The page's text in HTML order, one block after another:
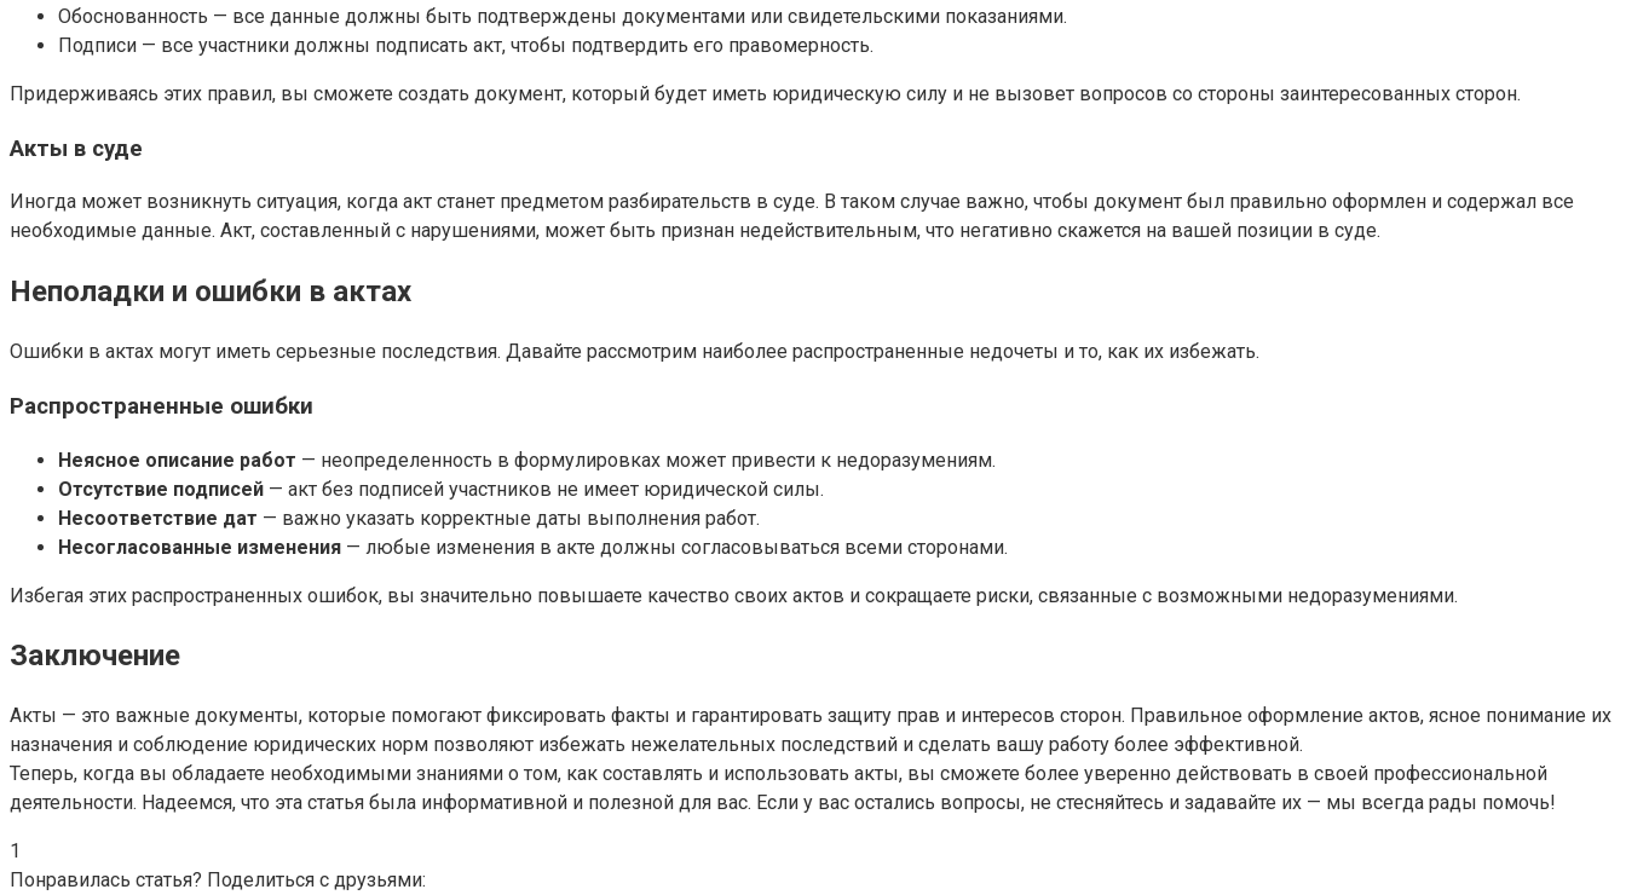
Обоснованность — все данные должны быть подтверждены документами или свидетельскими показаниями.
Подписи — все участники должны подписать акт, чтобы подтвердить его правомерность.
Придерживаясь этих правил, вы сможете создать документ, который будет иметь юридическую силу и не вызовет вопросов со стороны заинтересованных сторон.
Акты в суде
Иногда может возникнуть ситуация, когда акт станет предметом разбирательств в суде. В таком случае важно, чтобы документ был правильно оформлен и содержал все
необходимые данные. Акт, составленный с нарушениями, может быть признан недействительным, что негативно скажется на вашей позиции в суде.
Неполадки и ошибки в актах
Ошибки в актах могут иметь серьезные последствия. Давайте рассмотрим наиболее распространенные недочеты и то, как их избежать.
Распространенные ошибки
Неясное описание работ — неопределенность в формулировках может привести к недоразумениям.
Отсутствие подписей — акт без подписей участников не имеет юридической силы.
Несоответствие дат — важно указать корректные даты выполнения работ.
Несогласованные изменения — любые изменения в акте должны согласовываться всеми сторонами.
Избегая этих распространенных ошибок, вы значительно повышаете качество своих актов и сокращаете риски, связанные с возможными недоразумениями.
Заключение
Акты — это важные документы, которые помогают фиксировать факты и гарантировать защиту прав и интересов сторон. Правильное оформление актов, ясное понимание их
назначения и соблюдение юридических норм позволяют избежать нежелательных последствий и сделать вашу работу более эффективной.
Теперь, когда вы обладаете необходимыми знаниями о том, как составлять и использовать акты, вы сможете более уверенно действовать в своей профессиональной
деятельности. Надеемся, что эта статья была информативной и полезной для вас. Если у вас остались вопросы, не стесняйтесь и задавайте их — мы всегда рады помочь!
1
Понравилась статья? Поделиться с друзьями: